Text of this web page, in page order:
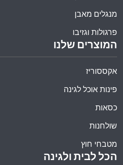
הכל לבית ולגינה
המוצרים שלנו
אקססוריז
פינות אוכל לגינה
כסאות
שולחנות
מטבחי חוץ
מנגלים מאבן
פרגולות וגזיבו